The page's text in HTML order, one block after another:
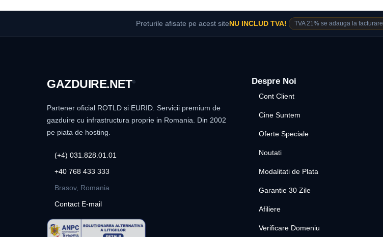
Preturile afisate pe acest site NU INCLUD TVA! TVA 21% se adauga la facturare
GAZDUIRE.NET®
Partener oficial ROTLD si EURID. Servicii premium de
gazduire cu infrastructura proprie in Romania. Din 2002
pe piata de hosting.
(+4) 031.828.01.01
+40 768 433 333
Brasov, Romania
Contact E-mail
Despre Noi
Cont Client
Cine Suntem
Oferte Speciale
Noutati
Modalitati de Plata
Garantie 30 Zile
Afiliere
Verificare Domeniu